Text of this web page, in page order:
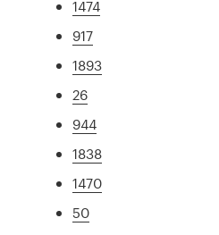
1474
917
1893
26
944
1838
1470
50